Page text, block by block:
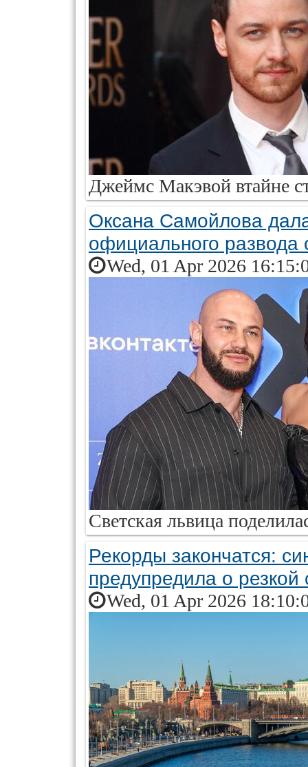
Джеймс Макэвой втайне
Оксана Самойлова
официального развода
Wed, 01 Apr 2026
Светская львица
Рекорды закончатся:
предупредила о
Wed, 01 Apr 2026